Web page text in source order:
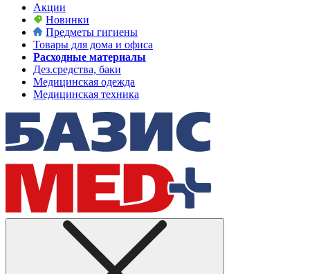
Акции
Новинки
Предметы гигиены
Товары для дома и офиса
Расходные материалы
Дез.средства, баки
Медицинская одежда
Медицинская техника